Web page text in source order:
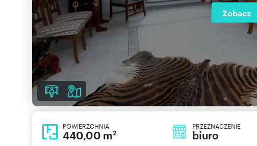
Zobacz
POWIERZCHNIA
440,00 m2
PRZEZNACZENIE
biuro